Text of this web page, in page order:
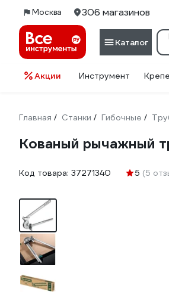
Москва 306 магазинов
Каталог
Акции Инструмент
Главная / Станки / Гибочные /
Кованый рычажный
Код товара: 37271340 5 (5